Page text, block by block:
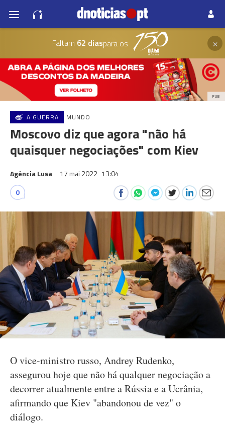
Faltam 62 diaspara os ×
PUB
A GUERRA MUNDO
Moscovo diz que agora "não há
quaisquer negociações" com Kiev
Agência Lusa 17 mai 2022 13:04
0
O vice-ministro russo, Andrey Rudenko,
assegurou hoje que não há qualquer negociação a
decorrer atualmente entre a Rússia e a Ucrânia,
afirmando que Kiev "abandonou de vez" o
diálogo.